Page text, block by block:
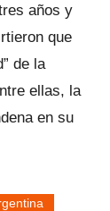
años y
que
de la
ellas, la
en su